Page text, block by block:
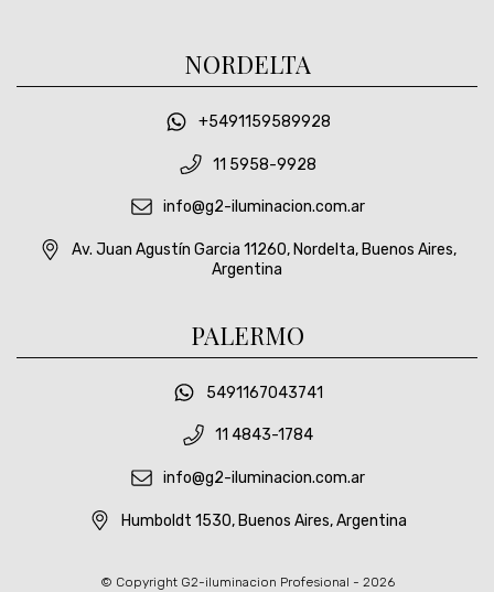
NORDELTA
+5491159589928
11 5958-9928
info@g2-iluminacion.com.ar
Av. Juan Agustín Garcia 11260, Nordelta, Buenos Aires,
Argentina
PALERMO
5491167043741
11 4843-1784
info@g2-iluminacion.com.ar
Humboldt 1530, Buenos Aires, Argentina
© Copyright G2-iluminacion Profesional - 2026